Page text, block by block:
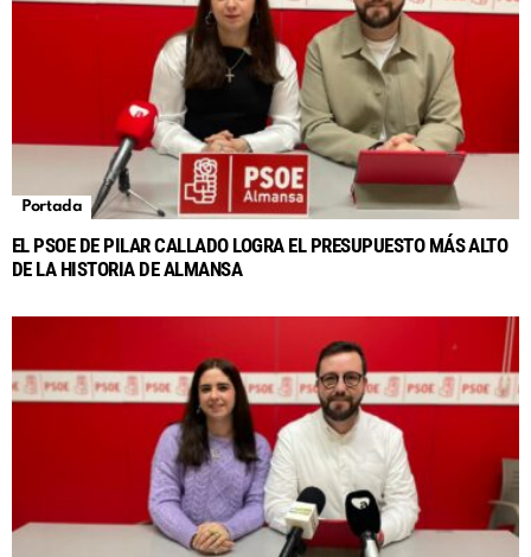
Portada
EL PSOE DE PILAR CALLADO LOGRA EL PRESUPUESTO MÁS ALTO
DE LA HISTORIA DE ALMANSA